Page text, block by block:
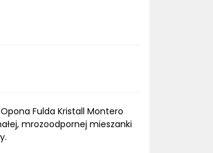
Fulda Kristall Montero
mrozoodpornej mieszanki